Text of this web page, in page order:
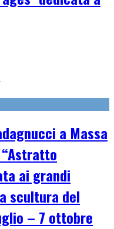
a Massa
ai grandi
scultura del
– 7 ottobre